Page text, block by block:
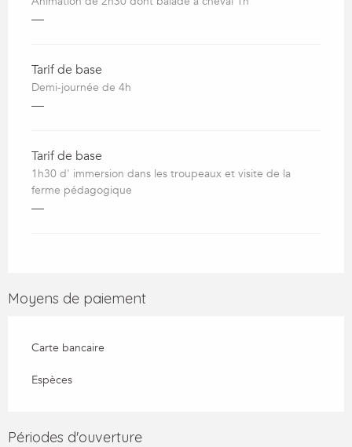
—
Tarif de base
Demi-journée de 4h
—
Tarif de base
1h30 d' immersion dans les troupeaux et visite de la
ferme pédagogique
—
Moyens de paiement
Carte bancaire
Espèces
Périodes d'ouverture